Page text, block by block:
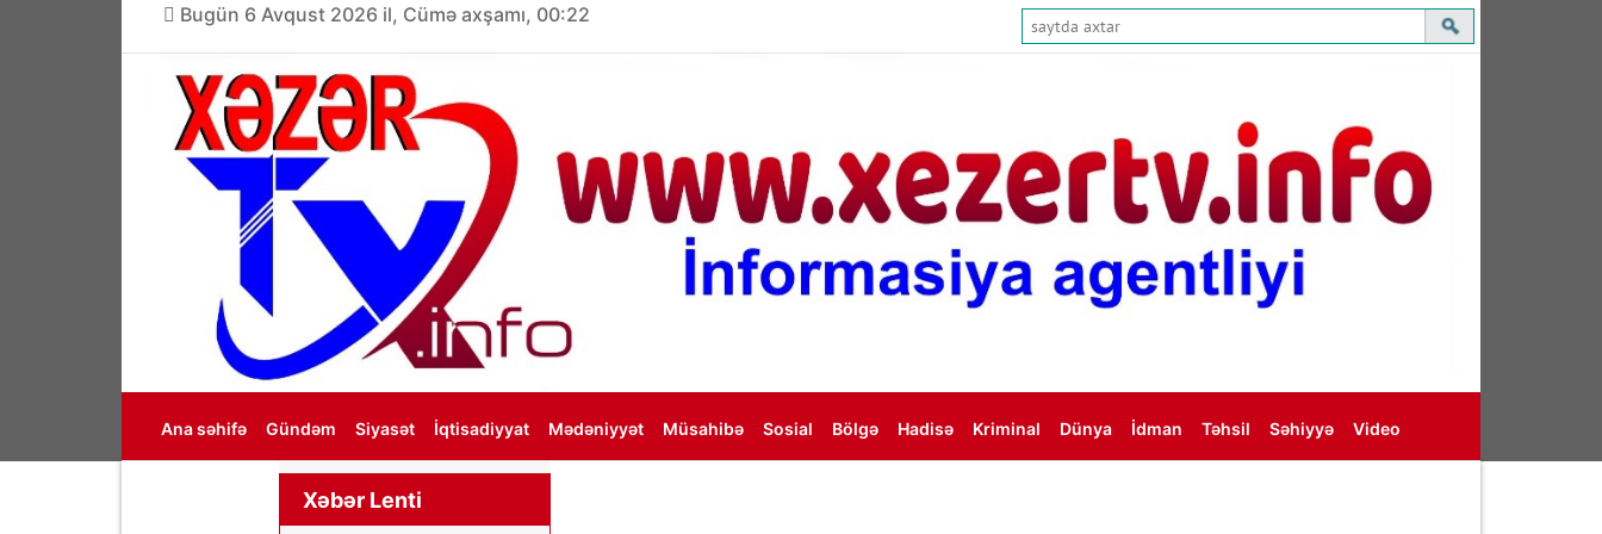
Bugün 6 Avqust 2026 il, Cümə axşamı, 00:22
Ana səhifə Gündəm Siyasət İqtisadiyyat Mədəniyyət Müsahibə Sosial Bölgə Hadisə Kriminal Dünya İdman Təhsil Səhiyyə Video
Xəbər Lenti